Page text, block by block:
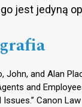
jest jedyną
John, and Alan
and
Issues.” Canon